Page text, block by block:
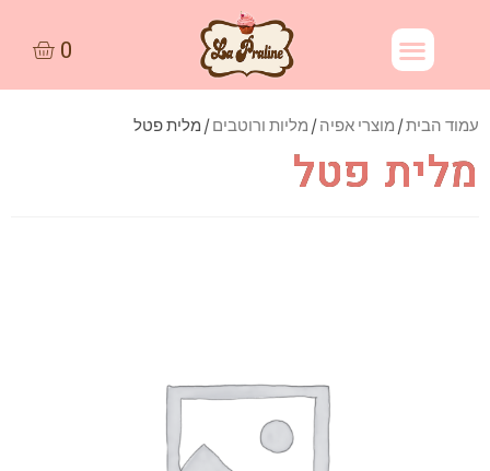
עמוד הבית/ מוצרי אפיה/ מליות ורוטבים/ מלית פטל
מלית פטל